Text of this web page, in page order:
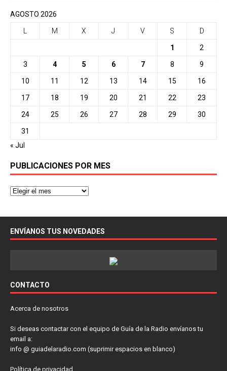
AGOSTO 2026
M X J V S D
1 2
3 4 5 6 7 8 9
10 11 12 13 14 15 16
17 18 19 20 21 22 23
24 25 26 27 28 29 30
31
« Jul
PUBLICACIONES POR MES
ENVÍANOS TUS NOVEDADES
CONTACTO
Acerca de nosotros
Si deseas contactar con el equipo de Guía de la Radio envíanos tu
email a:
info @ guiadelaradio.com (suprimir espacios en blanco)
Política de privacidad